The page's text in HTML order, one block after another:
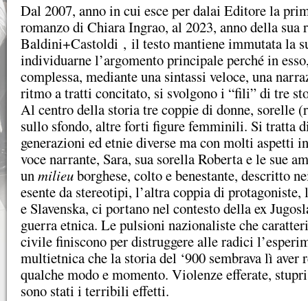
Dal 2007, anno in cui esce per dalai Editore la
romanzo di Chiara Ingrao, al 2023, anno della sua
Baldini+Castoldi , il testo mantiene immutata la
individuarne l’argomento principale perché in
complessa, mediante una sintassi veloce, una
ritmo a tratti concitato, si svolgono i “fili” di tre
Al centro della storia tre coppie di donne, sorelle
sullo sfondo, altre forti figure femminili. Si tratta
generazioni ed etnie diverse ma con molti aspetti
voce narrante, Sara, sua sorella Roberta e le sue
unmilieuborghese, colto e benestante, descritto
esente da stereotipi, l’altra coppia di protagoniste,
e Slavenska, ci portano nel contesto della ex
guerra etnica. Le pulsioni nazionaliste che
civile finiscono per distruggere alle radici
multietnica che la storia del ‘900 sembrava lì aver
qualche modo e momento. Violenze efferate,
sono stati i terribili effetti.